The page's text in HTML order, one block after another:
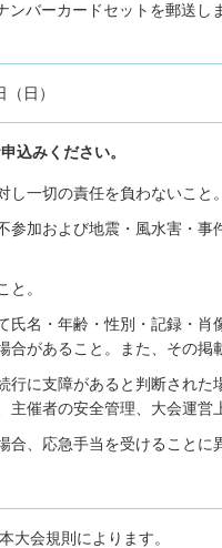
バーカードセットを郵送
日）
込みください。
一切の責任を負わないこと。
参加および地震・風水害・
。
氏名・年齢・性別・記録・
があること。また、その掲
行に支障があると判断され
催者の安全管理、大会運営
合、応急手当を受けること
大会規則によります。